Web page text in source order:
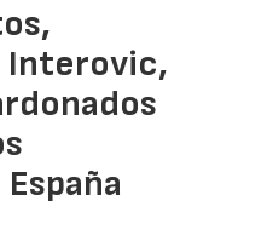
Interovic,